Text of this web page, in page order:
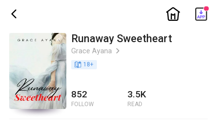
ic_back ic_home
Runaway Sweetheart
Grace Ayana ic_arrow_right
book_age 18+
852
FOLLOW
3.5K
READ